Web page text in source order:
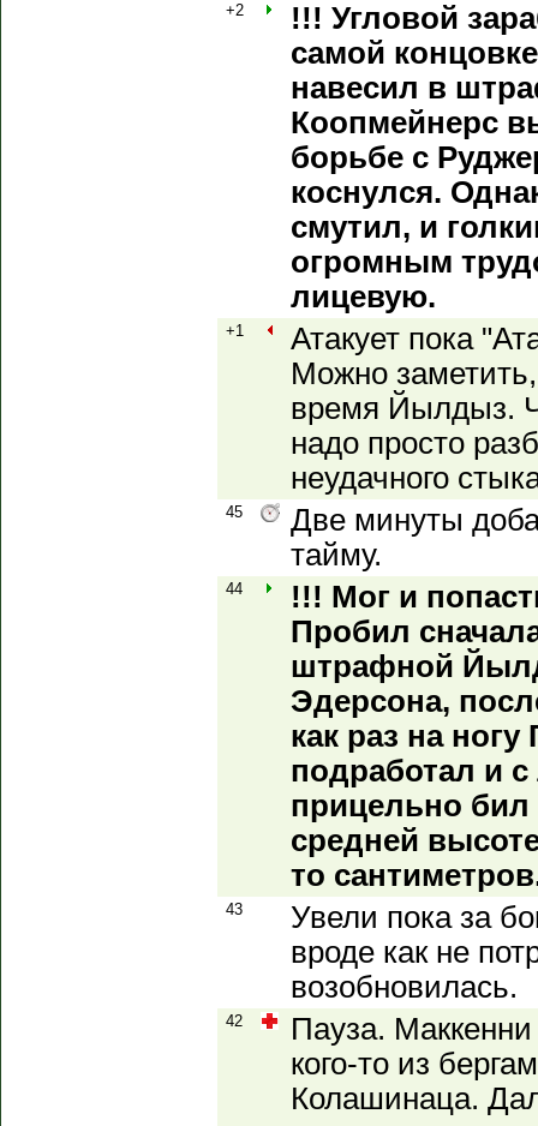
+2
!!! Угловой
самой
навесил в
Коопмейнерс
борьбе с
коснулся.
смутил, и
огромным
лицевую.
+1
Атакует пока
Можно
время Йылдыз.
надо просто
неудачного
45
Две минуты
тайму.
44
!!! Мог и
Пробил
штрафной
Эдерсона,
как раз на
подработал и
прицельно бил
средней
то
43
Увели пока за
вроде как не
возобновилась.
42
Пауза.
кого-то из
Колашинаца.